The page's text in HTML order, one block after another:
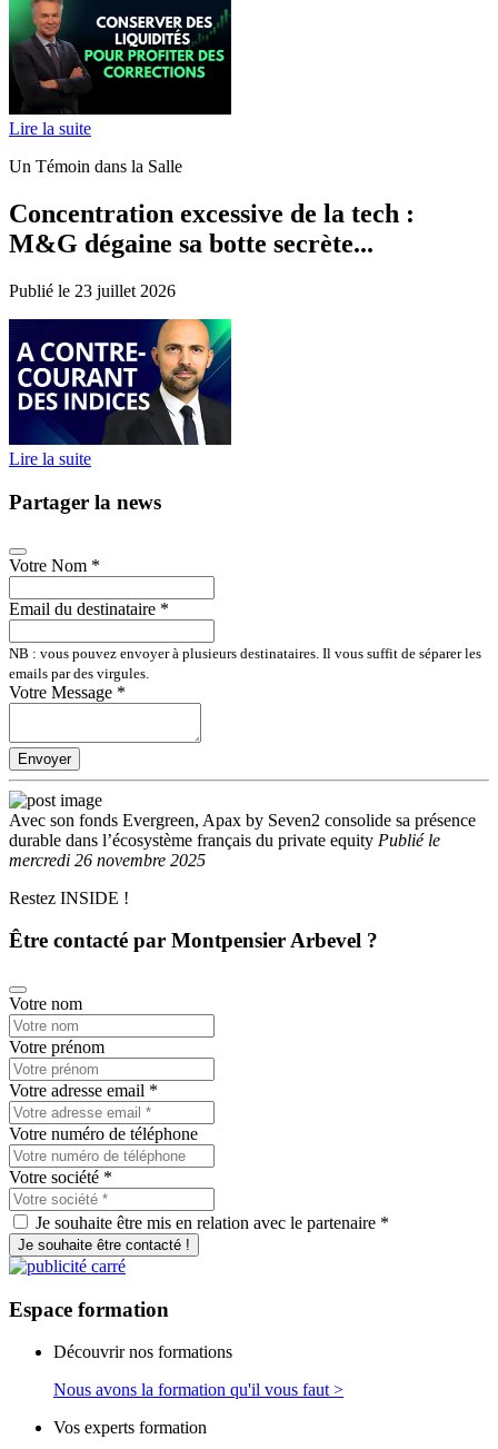
Lire la suite
Un Témoin dans la Salle
Concentration excessive de la tech :
M&G dégaine sa botte secrète...
Publié le 23 juillet 2026
Lire la suite
Partager la news
Votre Nom *
Email du destinataire *
NB : vous pouvez envoyer à plusieurs destinataires. Il vous suffit de séparer les
emails par des virgules.
Votre Message *
Envoyer
Avec son fonds Evergreen, Apax by Seven2 consolide sa présence
durable dans l’écosystème français du private equity Publiéle
mercredi 26 novembre 2025
Restez INSIDE !
Être contacté par Montpensier Arbevel ?
Votre nom
Votre prénom
Votre adresse email *
Votre numéro de téléphone
Votre société *
Je souhaite être mis en relation avec le partenaire *
Je souhaite être contacté !
Espace formation
Découvrir nos formations
Nous avons la formation qu'il vous faut >
Vos experts formation